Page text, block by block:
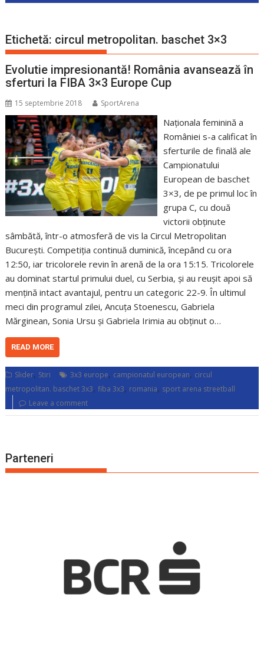
Etichetă: circul metropolitan. baschet 3×3
Evolutie impresionantă! România avansează în
sferturi la FIBA 3×3 Europe Cup
15 septembrie 2018 SportArena
Naționala feminină a
României s-a calificat în
sferturile de finală ale
Campionatului
European de baschet
3×3, de pe primul loc în
grupa C, cu două
victorii obținute
sâmbătă, într-o atmosferă de vis la Circul Metropolitan
București. Competiția continuă duminică, începând cu ora
12:50, iar tricolorele revin în arenă de la ora 15:15. Tricolorele
au dominat startul primului duel, cu Serbia, și au reușit apoi să
mențină intact avantajul, pentru un categoric 22-9. În ultimul
meci din programul zilei, Ancuța Stoenescu, Gabriela
Mărginean, Sonia Ursu și Gabriela Irimia au obținut o…
READ MORE
Slider, Stiri 3x3 europe, campionatul european, circul
metropolitan. baschet 3x3,fiba 3x3, romania, sport arena streetball
Leave a comment
Parteneri